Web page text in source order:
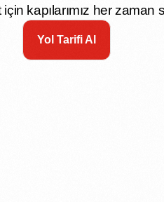
kapılarımız her zaman
Yol Tarifi Al